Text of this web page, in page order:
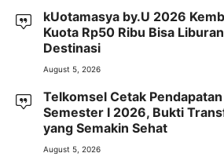
kUotamasya by.U 2026
Kuota Rp50 Ribu Bisa
Destinasi
August 5, 2026
Telkomsel Cetak
Semester I 2026, Bukti
yang Semakin Sehat
August 5, 2026